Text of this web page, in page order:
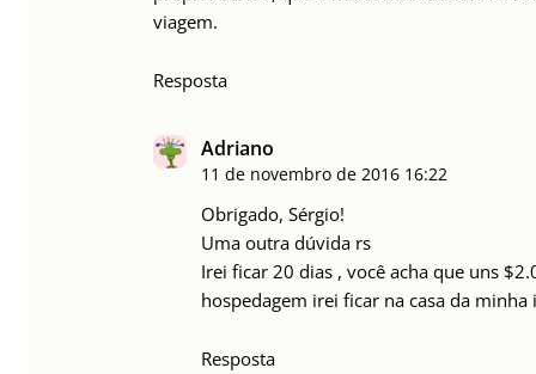
viagem.
Resposta
Adriano
11 de novembro de 2016 16:22
Obrigado, Sérgio!
Uma outra dúvida rs
Irei ficar 20 dias , você acha que uns
hospedagem irei ficar na casa da minha
Resposta